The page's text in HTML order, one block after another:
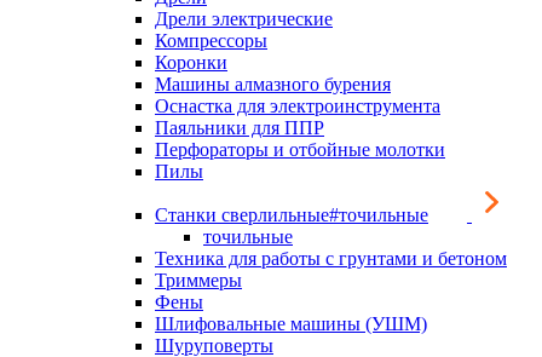
Дрели электрические
Компрессоры
Коронки
Машины алмазного бурения
Оснастка для электроинструмента
Паяльники для ППР
Перфораторы и отбойные молотки
Пилы
Станки сверлильные#точильные
точильные
Техника для работы с грунтами и бетоном
Триммеры
Фены
Шлифовальные машины (УШМ)
Шуруповерты